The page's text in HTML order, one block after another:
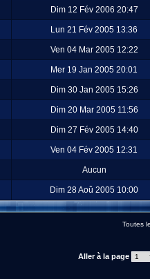
Dim 12 Fév 2006 20:47
Lun 21 Fév 2005 13:36
Ven 04 Mar 2005 12:22
Mer 19 Jan 2005 20:01
Dim 30 Jan 2005 15:26
Dim 20 Mar 2005 11:56
Dim 27 Fév 2005 14:40
Ven 04 Fév 2005 12:31
Aucun
Dim 28 Aoû 2005 10:00
Toutes
Aller à la page